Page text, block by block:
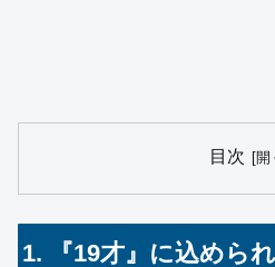
目次
1. 『19才』に込めら